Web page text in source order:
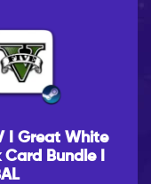
I Great White
Bundle I